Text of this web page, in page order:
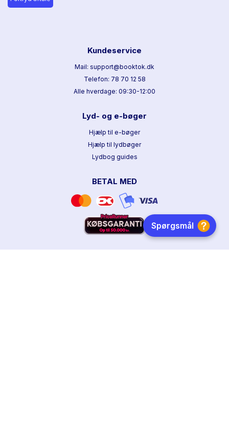
Kundeservice
Mail: support@booktok.dk
Telefon: 78 70 12 58
Alle hverdage: 09:30-12:00
Lyd- og e-bøger
Hjælp til e-bøger
Hjælp til lydbøger
Lydbog guides
BETAL MED